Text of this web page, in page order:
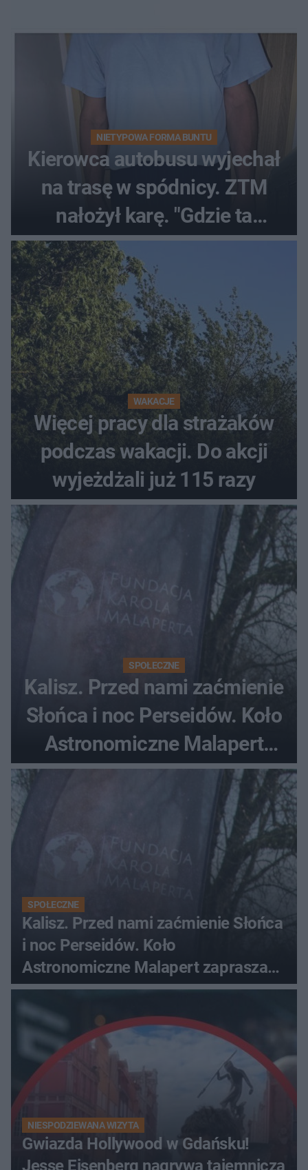
NIETYPOWA FORMA BUNTU
Kierowca autobusu wyjechał
na trasę w spódnicy. ZTM
nałożył karę. "Gdzie ta
tolerancja?"
WAKACJE
Więcej pracy dla strażaków
podczas wakacji. Do akcji
wyjeżdżali już 115 razy
SPOŁECZNE
Kalisz. Przed nami zaćmienie
Słońca i noc Perseidów. Koło
Astronomiczne Malapert
zaprasza na wspólne
SPOŁECZNE
Kalisz. Przed nami zaćmienie Słońca
i noc Perseidów. Koło
Astronomiczne Malapert zaprasza
na wspólne obserwacje
NIESPODZIEWANA WIZYTA
Gwiazda Hollywood w Gdańsku!
Jesse Eisenberg nagrywa tajemniczą